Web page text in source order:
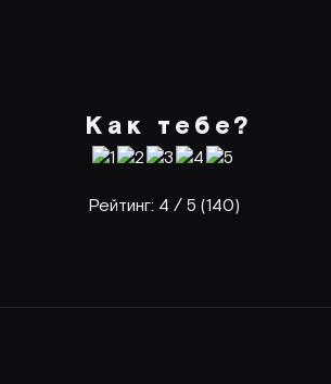
Как тебе?
Рейтинг: 4 / 5 (140)